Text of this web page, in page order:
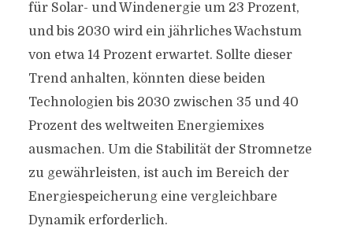
für Solar- und Windenergie um 23 Prozent,
und bis 2030 wird ein jährliches Wachstum
von etwa 14 Prozent erwartet. Sollte dieser
Trend anhalten, könnten diese beiden
Technologien bis 2030 zwischen 35 und 40
Prozent des weltweiten Energiemixes
ausmachen. Um die Stabilität der Stromnetze
zu gewährleisten, ist auch im Bereich der
Energiespeicherung eine vergleichbare
Dynamik erforderlich.